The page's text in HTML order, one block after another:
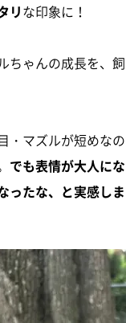
リな印象に！
ちゃんの成長を、
・マズルが短めな
でも表情が大人に
ったな、と実感し